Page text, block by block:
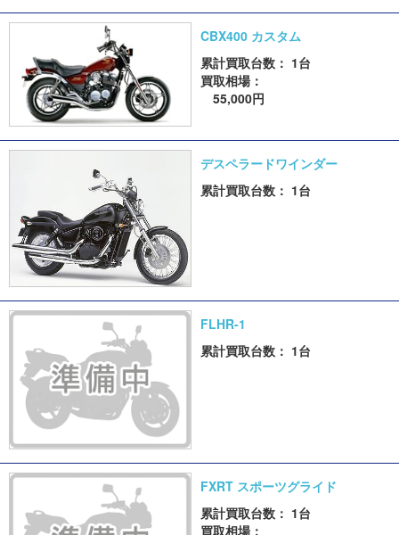
CBX400 カスタム
累計買取台数： 1台
買取相場：
55,000円
デスペラードワインダー
累計買取台数： 1台
FLHR-1
累計買取台数： 1台
FXRT スポーツグライド
累計買取台数： 1台
買取相場：